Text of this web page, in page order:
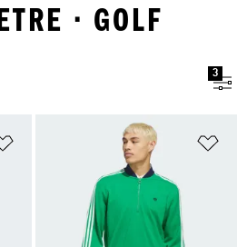
· GOLF
3
Pridať do zoznamu želaných